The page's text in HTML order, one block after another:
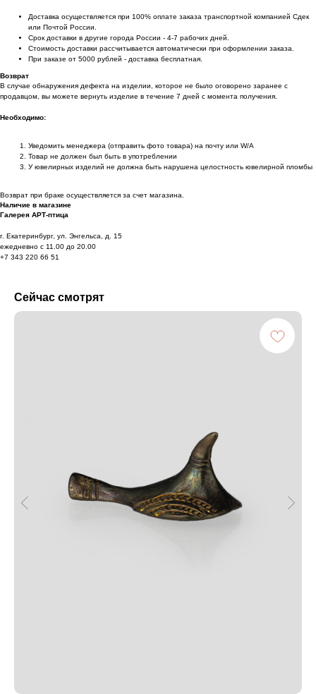
Доставка осуществляется при 100% оплате заказа транспортной компанией Сдек
или Почтой России.
Срок доставки в другие города России - 4-7 рабочих дней.
Стоимость доставки рассчитывается автоматически при оформлении заказа.
При заказе от 5000 рублей - доставка бесплатная.
Возврат
В случае обнаружения дефекта на изделии, которое не было оговорено заранее с
продавцом, вы можете вернуть изделие в течение 7 дней с момента получения.
Необходимо:
Уведомить менеджера (отправить фото товара) на почту или W/А
Товар не должен был быть в употреблении
У ювелирных изделий не должна быть нарушена целостность ювелирной пломбы
Возврат при браке осуществляется за счет магазина.
Наличие в магазине
Галерея АРТ-птица
г. Екатеринбург, ул. Энгельса, д. 15
ежедневно с 11.00 до 20.00
+7 343 220 66 51
Сейчас смотрят